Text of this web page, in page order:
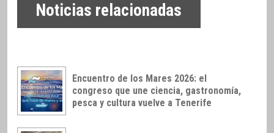
Noticias relacionadas
Encuentro de los Mares 2026: el
congreso que une ciencia, gastronomía,
pesca y cultura vuelve a Tenerife